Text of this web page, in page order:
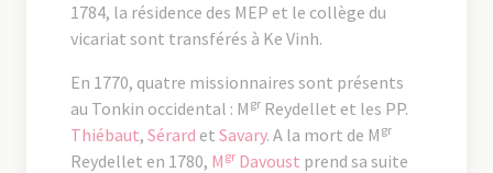
1784, la résidence des MEP et le collège du
vicariat sont transférés à Ke Vinh.
En 1770, quatre missionnaires sont présents
au Tonkin occidental : M gr Reydellet et les PP.
Thiébaut, Sérard et Savary. A la mort de M gr
Reydellet en 1780, M gr Davoust prend sa suite